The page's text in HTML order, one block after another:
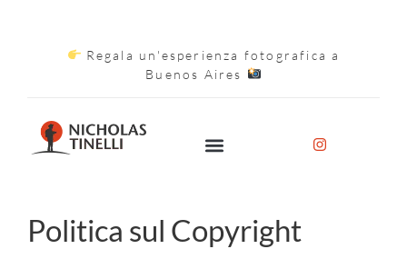
Regala un'esperienza fotografica a
Buenos Aires
Politica sul Copyright